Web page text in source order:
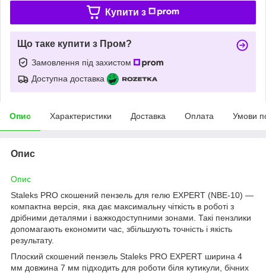
Купити з
Що таке купити з Пром?
Замовлення під захистом
Доступна доставка
Опис Характеристики Доставка Оплата Умови
Опис
Опис
Staleks PRO скошений пензель для гелю EXPERT (NBE-10) —
компактна версія, яка дає максимальну чіткість в роботі з
дрібними деталями і важкодоступними зонами. Такі пензлики
допомагають економити час, збільшують точність і якість
результату.
Плоский скошений пензель Staleks PRO EXPERT ширина 4
мм довжина 7 мм підходить для роботи біля кутикули, бічних